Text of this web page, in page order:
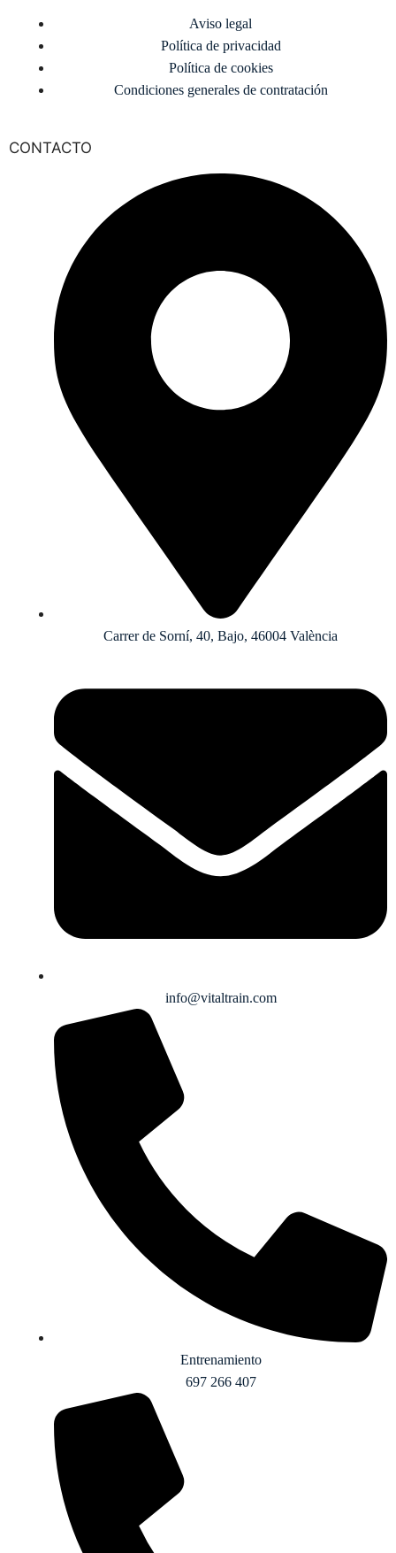
Aviso legal
Política de privacidad
Política de cookies
Condiciones generales de contratación
CONTACTO
Carrer de Sorní, 40, Bajo, 46004 València
info@vitaltrain.com
Entrenamiento
697 266 407